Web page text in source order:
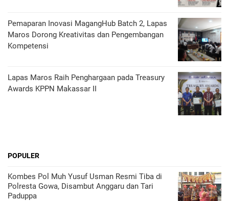
Pemaparan Inovasi MagangHub Batch 2, Lapas
Maros Dorong Kreativitas dan Pengembangan
Kompetensi
Lapas Maros Raih Penghargaan pada Treasury
Awards KPPN Makassar II
POPULER
Kombes Pol Muh Yusuf Usman Resmi Tiba di
Polresta Gowa, Disambut Anggaru dan Tari
Paduppa